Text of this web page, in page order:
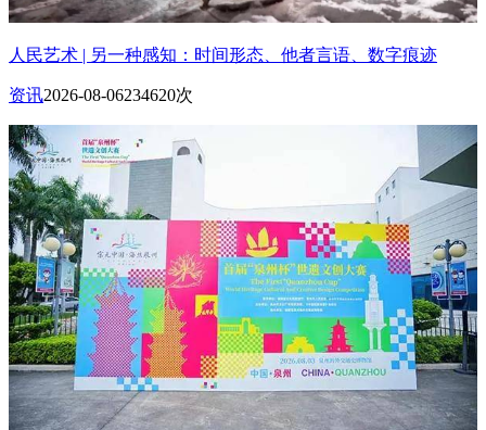
人民艺术 | 另一种感知：时间形态、他者言语、数字痕迹
资讯2026-08-06234620次